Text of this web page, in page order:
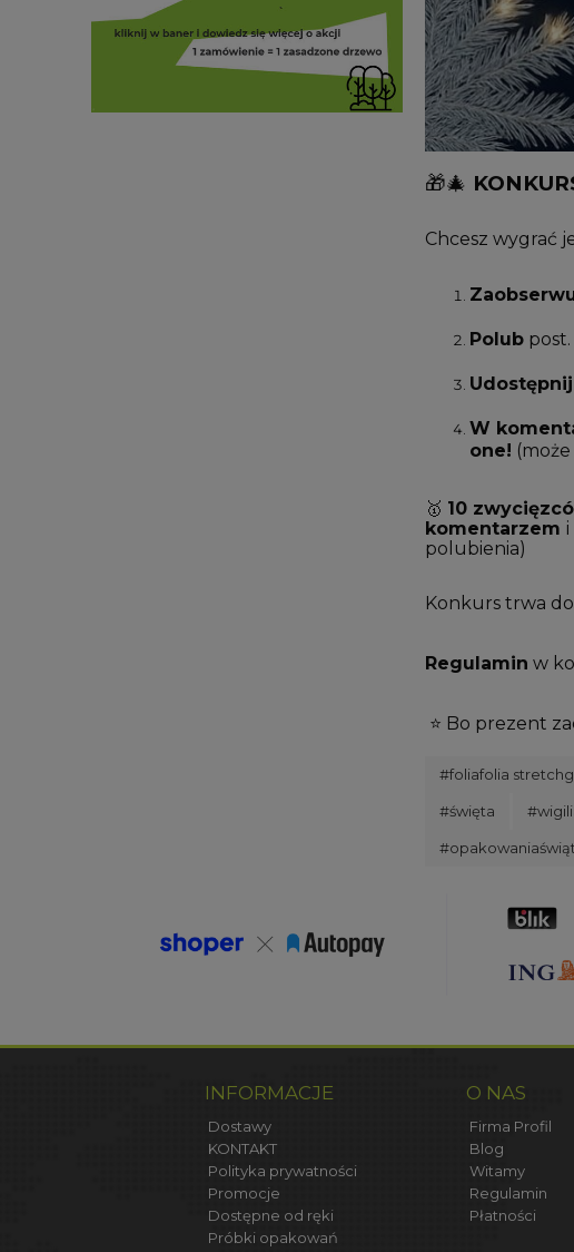
🎁🎄
Chcesz wygrać
Polub post.
Udostępnij
W
one!
🥇 10
komentarzem i
polubienia)
Konkurs trwa do
Regulamin w
⭐ Bo prezent
#foliafolia
#święta
INFORMACJE
Dostawy
KONTAKT
Polityka prywatności
Promocje
Dostępne od ręki
Próbki opakowań
O NAS
Firma Profil
Blog
Witamy
Regulamin
Płatności